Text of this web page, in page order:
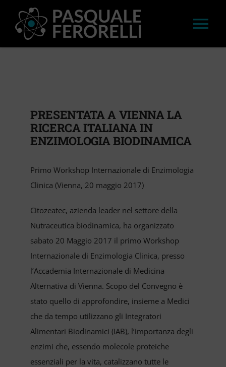
contenuto
APPROFONDIMENTI
VIDEO
PRESENTATA A VIENNA LA
RICERCA ITALIANA IN
ENZIMOLOGIA BIODINAMICA
Primo Workshop Internazionale di Enzimologia
Clinica (Vienna, 20 maggio 2017)
Citozeatec, azienda leader nel settore della
Nutraceutica biodinamica, ha organizzato
sabato 20 Maggio 2017 il primo Workshop
Internazionale di Enzimologia Clinica, presso
l’Accademia Internazionale di Medicina
Alternativa di Vienna. Scopo del Convegno è
stato quello di approfondire, insieme a Medici
che da tempo utilizzano gli Integratori
Alimentari Biodinamici (IAB), l’importanza degli
enzimi che, essendo molecole proteiche
essenziali per la vita, catalizzano tutte le